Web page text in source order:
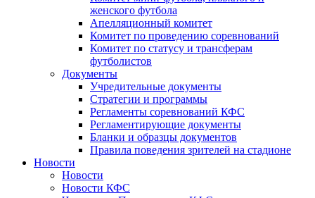
женского футбола
Апелляционный комитет
Комитет по проведению соревнований
Комитет по статусу и трансферам
футболистов
Документы
Учредительные документы
Стратегии и программы
Регламенты соревнований КФС
Регламентирующие документы
Бланки и образцы документов
Правила поведения зрителей на стадионе
Новости
Новости
Новости КФС